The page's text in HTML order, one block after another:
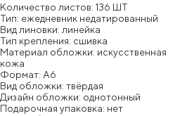
Количество листов: 136 ШТ
Тип: ежедневник недатированный
Вид линовки: линейка
Тип крепления: сшивка
Материал обложки: искусственная
кожа
Формат: А6
Вид обложки: твёрдая
Дизайн обложки: однотонный
Подарочная упаковка: нет